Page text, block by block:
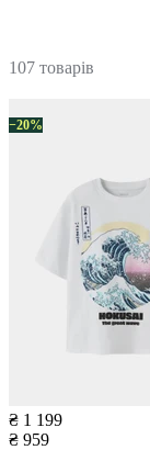
107 товарів
−20%
₴ 1 199
₴ 959